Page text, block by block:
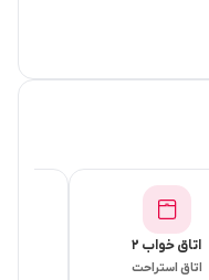
اتاق خواب ۲
اتاق استراحت